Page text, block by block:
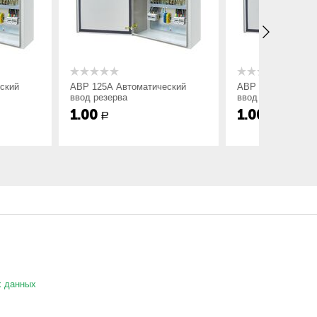
АВР 160А Автоматический
ввод резерва
данных